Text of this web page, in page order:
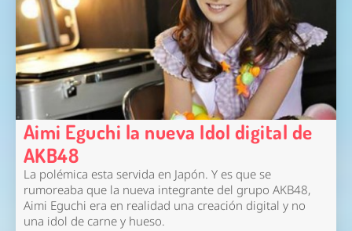
Aimi Eguchi la nueva Idol digital de
AKB48
La polémica esta servida en Japón. Y es que se
rumoreaba que la nueva integrante del grupo AKB48,
Aimi Eguchi era en realidad una creación digital y no
una idol de carne y hueso.